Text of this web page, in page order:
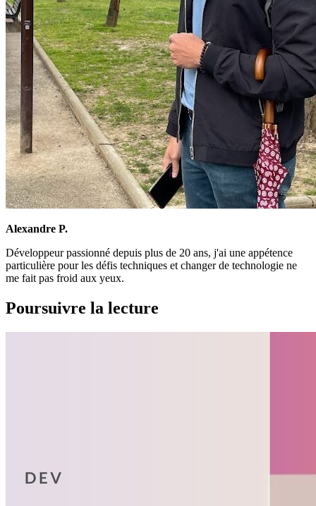
Alexandre P.
Développeur passionné depuis plus de 20 ans, j'ai une appétence
particulière pour les défis techniques et changer de technologie ne
me fait pas froid aux yeux.
Poursuivre la lecture